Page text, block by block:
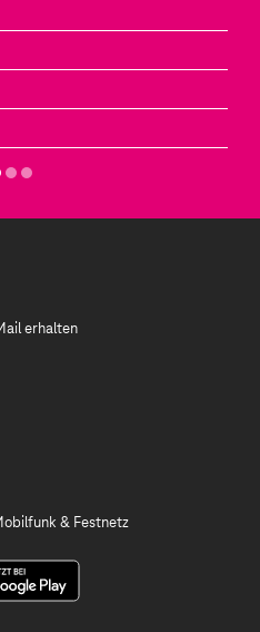
erhalten
& Festnetz